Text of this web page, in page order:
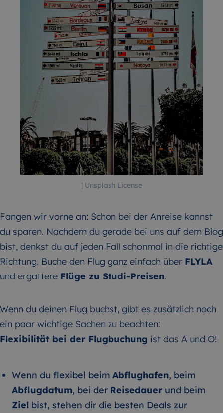
| Unsplash License
Fangen wir vorne an: Schon bei der Anreise kannst
du sparen. Nachdem du gerade bei uns auf dem Blog
bist, denkst du auf jeden Fall schonmal in die richtige
Richtung. Buche den Flug ganz einfach über FLYLA
und ergattere Flüge zu Studi-Preisen.
Wenn du deinen Flug buchst, gibt es zusätzlich noch
ein paar wichtige Sachen zu beachten:
Flexibilität bei der Flugbuchung ist das A und O!
Wenn du flexibel beim Abflughafen, beim
Abflugdatum, bei der Reisedauer und beim
Ziel bist, stehen dir die besten Deals zur